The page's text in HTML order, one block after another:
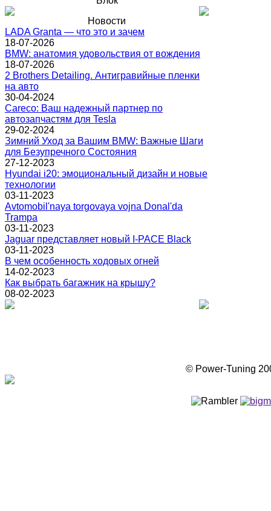
Новости
LADA Granta — что это и зачем
18-07-2026
BMW: анатомия удовольствия от вождения
18-07-2026
2 Brothers Detailing. Антигравийные пленки
на авто
30-04-2024
Careco: Ваш надежный партнер по
автозапчастям для Tesla
29-02-2024
Зимний Уход за Вашим BMW: Важные Шаги
для Безупречного Состояния
27-12-2023
Hyundai i20: эмоциональный дизайн и новые
технологии
03-11-2023
Avtomobil'naya torgovaya vojna Donal'da
Trampa
03-11-2023
Jaguar представляет новый I-PACE Black
03-11-2023
В чем особенность ходовых огней
14-02-2023
Как выбрать багажник на крышу?
08-02-2023
© Power-Tuning